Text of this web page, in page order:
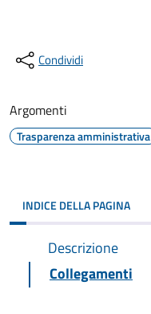
Condividi
Argomenti
Trasparenza amministrativa
INDICE DELLA PAGINA
Descrizione
Collegamenti